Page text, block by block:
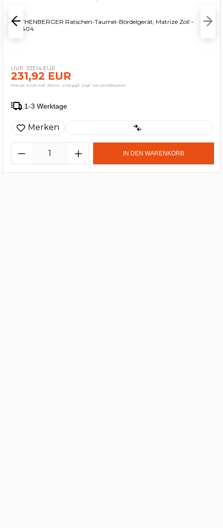
ROTHENBERGER Ratschen-Taumel-Bördelgerät, Matrize Zoll -
222404
333,14 EUR
231,92 EUR
Preise sind inkl. MwSt. und ggf. zzgl. Versandkosten
1-3 Werktage
Merken
IN DEN WARENKORB